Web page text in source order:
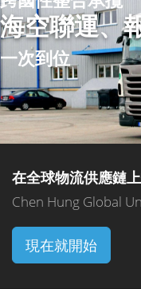
海空聯運、
一次到位
在全球物流供應鏈
Chen Hung Global
現在就開始